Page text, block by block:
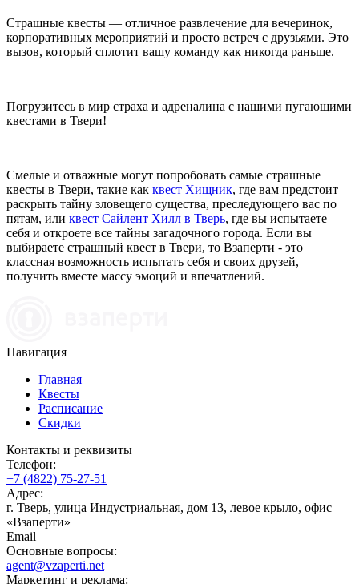
Страшные квесты — отличное развлечение для вечеринок,
корпоративных мероприятий и просто встреч с друзьями. Это
вызов, который сплотит вашу команду как никогда раньше.
Погрузитесь в мир страха и адреналина с нашими пугающими
квестами в Твери!
Смелые и отважные могут попробовать самые страшные
квесты в Твери, такие как квест Хищник, где вам предстоит
раскрыть тайну зловещего существа, преследующего вас по
пятам, или квест Сайлент Хилл в Тверь, где вы испытаете
себя и откроете все тайны загадочного города. Если вы
выбираете страшный квест в Твери, то Взаперти - это
классная возможность испытать себя и своих друзей,
получить вместе массу эмоций и впечатлений.
Навигация
Главная
Квесты
Расписание
Скидки
Контакты и реквизиты
Телефон:
+7 (4822) 75-27-51
Адрес:
г. Тверь, улица Индустриальная, дом 13, левое крыло, офис
«Взаперти»
Email
Основные вопросы:
agent@vzaperti.net
Маркетинг и реклама: